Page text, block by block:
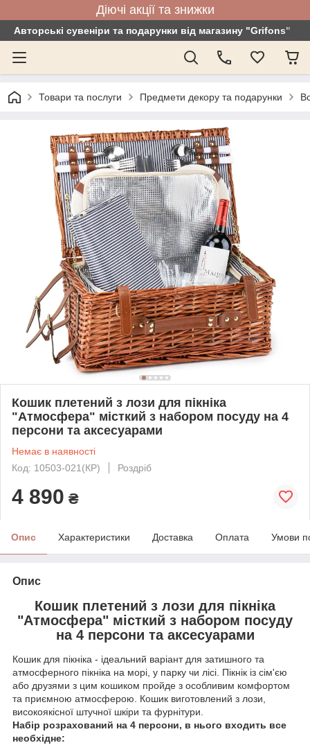
Діючі акції та знижки
Авторські сувеніри та подарунки від магазину "Grifons"
Товари та послуги Предмети декору та подарунки
Кошик плетений з лози для пікніка
"Атмосфера" місткий з набором посуду на 4
персони та аксесуарами
Немає в наявності
Код: 10503-021(КР)
Роздріб
4 890 ₴
Опис Характеристики Доставка Оплата Умови
Опис
Кошик плетений з лози для пікніка
"Атмосфера" місткий з набором посуду
на 4 персони та аксесуарами
Кошик для пікніка - ідеальний варіант для затишного та
атмосферного пікніка на морі, у парку чи лісі. Пікнік із сім'єю
або друзями з цим кошиком пройде з особливим комфортом
та приємною атмосферою. Кошик виготовлений з лози,
високоякісної штучної шкіри та фурнітури.
Набір розрахований на 4 персони, в нього входить все
необхідне: